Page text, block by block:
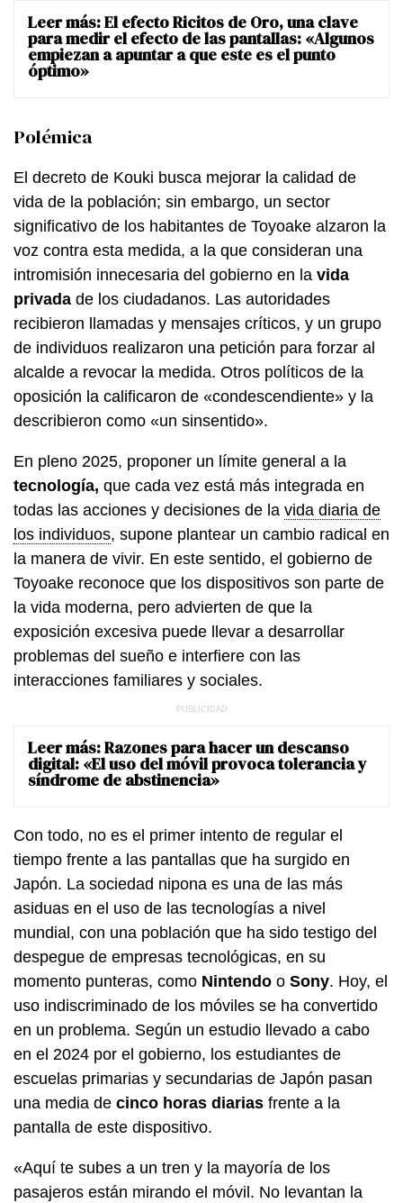
Leer más:El efecto Ricitos de Oro, una clave
para medir el efecto de las pantallas: «Algunos
empiezan a apuntar a que este es el punto
óptimo»
Polémica
El decreto de Kouki busca mejorar la calidad de
vida de la población; sin embargo, un sector
significativo de los habitantes de Toyoake alzaron la
voz contra esta medida, a la que consideran una
intromisión innecesaria del gobierno en la vida
privada de los ciudadanos. Las autoridades
recibieron llamadas y mensajes críticos, y un grupo
de individuos realizaron una petición para forzar al
alcalde a revocar la medida. Otros políticos de la
oposición la calificaron de «condescendiente» y la
describieron como «un sinsentido».
En pleno 2025, proponer un límite general a la
tecnología, que cada vez está más integrada en
todas las acciones y decisiones de la vida diaria de
los individuos, supone plantear un cambio radical en
la manera de vivir. En este sentido, el gobierno de
Toyoake reconoce que los dispositivos son parte de
la vida moderna, pero advierten de que la
exposición excesiva puede llevar a desarrollar
problemas del sueño e interfiere con las
interacciones familiares y sociales.
Leer más:Razones para hacer un descanso
digital: «El uso del móvil provoca tolerancia y
síndrome de abstinencia»
Con todo, no es el primer intento de regular el
tiempo frente a las pantallas que ha surgido en
Japón. La sociedad nipona es una de las más
asiduas en el uso de las tecnologías a nivel
mundial, con una población que ha sido testigo del
despegue de empresas tecnológicas, en su
momento punteras, como Nintendo o Sony. Hoy, el
uso indiscriminado de los móviles se ha convertido
en un problema. Según un estudio llevado a cabo
en el 2024 por el gobierno, los estudiantes de
escuelas primarias y secundarias de Japón pasan
una media de cinco horas diarias frente a la
pantalla de este dispositivo.
«Aquí te subes a un tren y la mayoría de los
pasajeros están mirando el móvil. No levantan la